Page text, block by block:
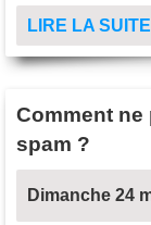
LIRE LA
Comment ne
spam ?
Dimanche 24